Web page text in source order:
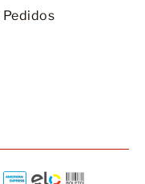
Pedidos